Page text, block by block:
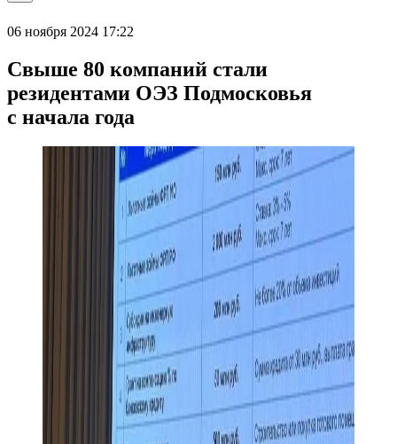
06 ноября 2024 17:22
Свыше 80 компаний стали
резидентами ОЭЗ Подмосковья
с начала года